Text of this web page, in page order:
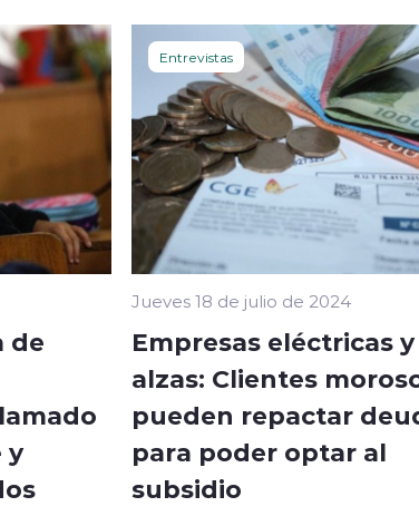
de
y
Entrevistas
Jueves 18 de julio de 2024
Empresas eléctricas y
alzas: Clientes
pueden repactar
para poder optar al
subsidio